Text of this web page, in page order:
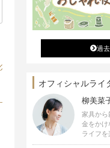
過
オフィシャルライ
柳美菜
家具から
金をかけ
ライフを
ド雑貨